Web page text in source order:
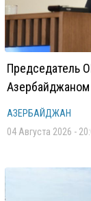
Председатель
АЗЕРБАЙДЖАН
04 Августа 2026 -